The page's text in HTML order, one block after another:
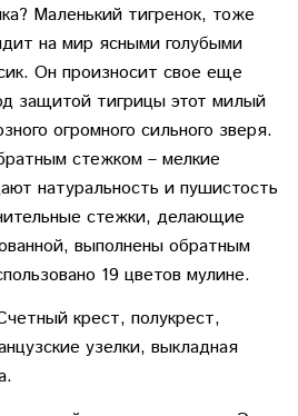
Маленький тигренок, тоже
на мир ясными голубыми
Он произносит свое еще
защитой тигрицы этот милый
огромного сильного зверя.
стежком – мелкие
натуральность и пушистость
стежки, делающие
выполнены обратным
19 цветов мулине.
крест, полукрест,
узелки, выкладная